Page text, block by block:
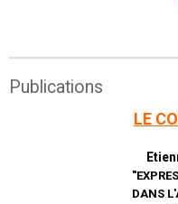
Publications
LE
DANS